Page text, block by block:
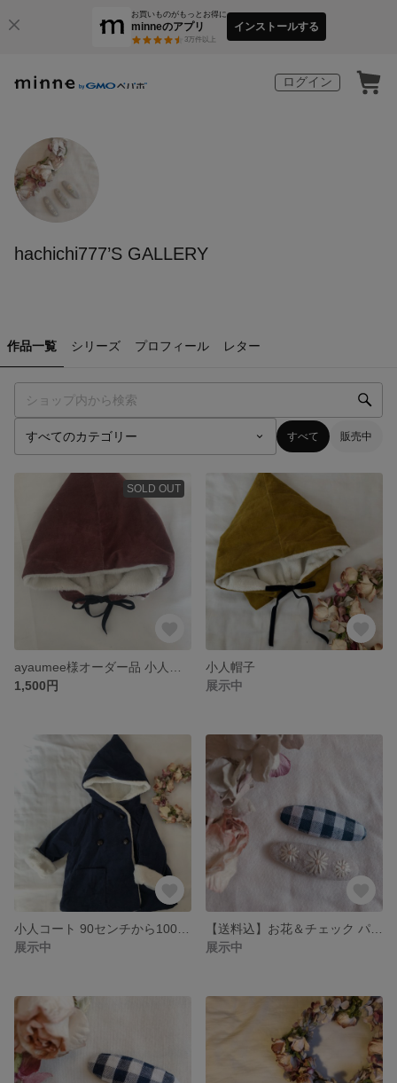
お買いものがもっとお得に
minneのアプリ
3万件以上
インストールする
ログイン
hachichi777’S GALLERY
作品一覧 シリーズ プロフィール レター
すべて 販売中
SOLD OUT
1,500円
小人帽子
展示中
展示中
展示中